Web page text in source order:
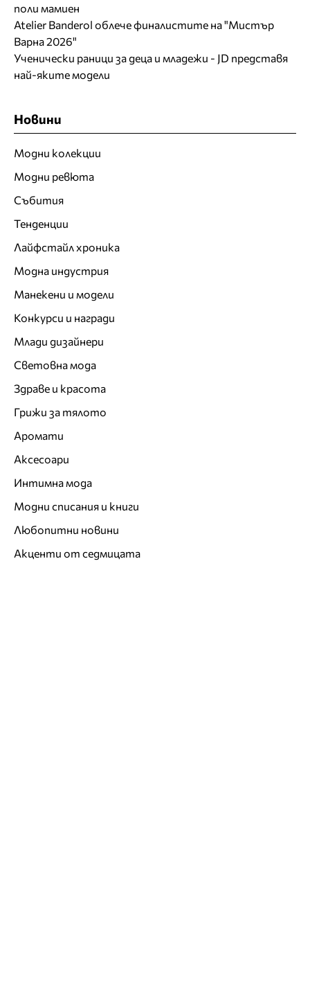
поли мамиен
Atelier Banderol облече финалистите на "Мистър
Варна 2026"
Ученически раници за деца и младежи - JD представя
най-яките модели
Новини
Модни колекции
Модни ревюта
Събития
Тенденции
Лайфстайл хроника
Модна индустрия
Манекени и модели
Конкурси и награди
Млади дизайнери
Световна мода
Здраве и красота
Грижи за тялото
Аромати
Аксесоари
Интимна мода
Модни списания и книги
Любопитни новини
Акценти от седмицата